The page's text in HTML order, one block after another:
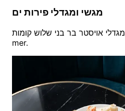
מגשי ומגדלי פירות ים
מגדלי אויסטר בר בני שלוש קומות, plateau de fruits de
mer.